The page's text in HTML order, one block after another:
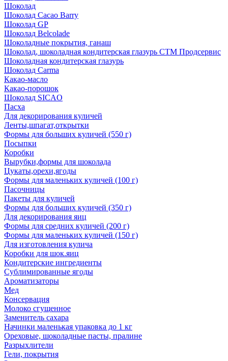
Шоколад
Шоколад Cacao Barry
Шоколад GP
Шоколад Belcolade
Шоколадные покрытия, ганаш
Шоколад, шоколадная кондитерская глазурь СТМ Продсервис
Шоколадная кондитерская глазурь
Шоколад Carma
Какао-масло
Какао-порошок
Шоколад SICAO
Пасха
Для декорирования куличей
Ленты,шпагат,открытки
Формы для больших куличей (550 г)
Посыпки
Коробки
Вырубки,формы для шоколада
Цукаты,орехи,ягоды
Формы для маленьких куличей (100 г)
Пасочницы
Пакеты для куличей
Формы для больших куличей (350 г)
Для декорирования яиц
Формы для средних куличей (200 г)
Формы для маленьких куличей (150 г)
Для изготовления кулича
Коробки для шок.яиц
Кондитерские ингредиенты
Сублимированные ягоды
Ароматизаторы
Мед
Консервация
Молоко сгущенное
Заменитель сахара
Начинки маленькая упаковка до 1 кг
Ореховые, шоколадные пасты, пралине
Разрыхлители
Гели, покрытия